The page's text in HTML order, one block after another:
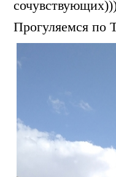
Прогуляемся по